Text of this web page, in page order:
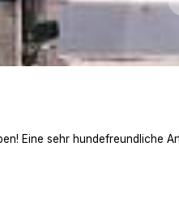
Eine sehr hundefreundliche